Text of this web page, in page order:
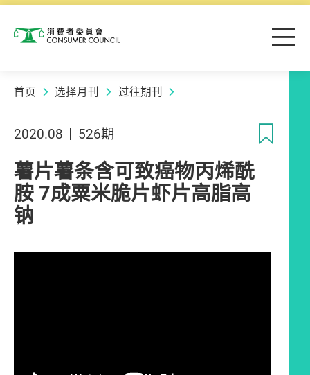
消费者委员会 目
首页 选择月刊 过往期刊
2020.08 526期
薯片薯条含可致癌物丙烯酰
胺 7成粟米脆片虾片高脂高
钠